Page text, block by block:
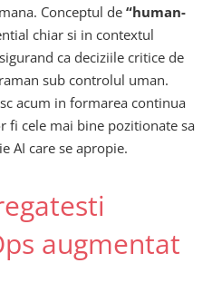
Conceptul de “human-
chiar si in contextul
ca deciziile critice de
sub controlul uman.
acum in formarea continua
fi cele mai bine pozitionate sa
AI care se apropie.
augmentat